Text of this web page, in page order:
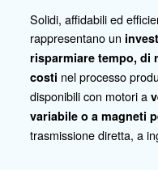
Contatta i nostri